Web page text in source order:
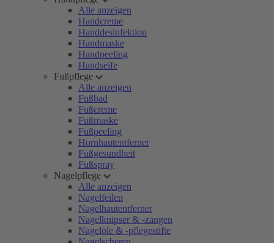
Alle anzeigen
Handcreme
Handdesinfektion
Handmaske
Handpeeling
Handseife
Fußpflege
Alle anzeigen
Fußbad
Fußcreme
Fußmaske
Fußpeeling
Hornhautentferner
Fußgesundheit
Fußspray
Nagelpflege
Alle anzeigen
Nagelfeilen
Nagelhautentferner
Nagelknipser & -zangen
Nagelöle & -pflegestifte